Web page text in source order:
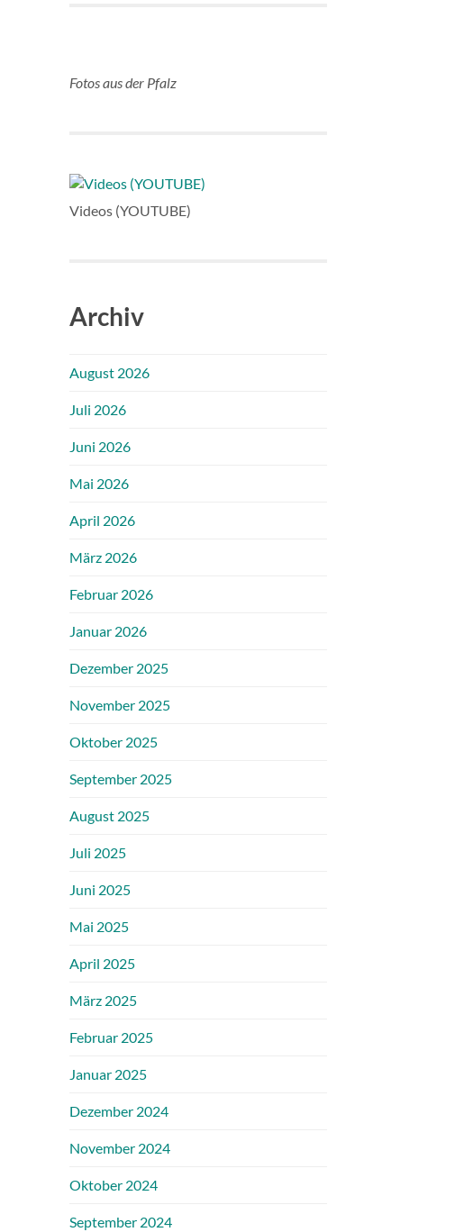
Fotos aus der Pfalz
Videos (YOUTUBE)
Archiv
August 2026
Juli 2026
Juni 2026
Mai 2026
April 2026
März 2026
Februar 2026
Januar 2026
Dezember 2025
November 2025
Oktober 2025
September 2025
August 2025
Juli 2025
Juni 2025
Mai 2025
April 2025
März 2025
Februar 2025
Januar 2025
Dezember 2024
November 2024
Oktober 2024
September 2024